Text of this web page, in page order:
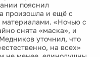
пояснил
произошла и ещё с
«Ночью с
снята «маска», и
уточнил, что
на всех»